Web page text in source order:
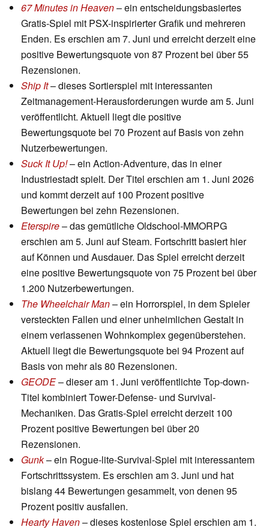
67 Minutes in Heaven– ein entscheidungsbasiertes
Gratis-Spiel mit PSX-inspirierter Grafik und mehreren
Enden. Es erschien am 7. Juni und erreicht derzeit eine
positive Bewertungsquote von 87 Prozent bei über 55
Rezensionen.
Ship It– dieses Sortierspiel mit interessanten
Zeitmanagement-Herausforderungen wurde am 5. Juni
veröffentlicht. Aktuell liegt die positive
Bewertungsquote bei 70 Prozent auf Basis von zehn
Nutzerbewertungen.
Suck It Up!– ein Action-Adventure, das in einer
Industriestadt spielt. Der Titel erschien am 1. Juni 2026
und kommt derzeit auf 100 Prozent positive
Bewertungen bei zehn Rezensionen.
Eterspire– das gemütliche Oldschool-MMORPG
erschien am 5. Juni auf Steam. Fortschritt basiert hier
auf Können und Ausdauer. Das Spiel erreicht derzeit
eine positive Bewertungsquote von 75 Prozent bei über
1.200 Nutzerbewertungen.
The Wheelchair Man– ein Horrorspiel, in dem Spieler
versteckten Fallen und einer unheimlichen Gestalt in
einem verlassenen Wohnkomplex gegenüberstehen.
Aktuell liegt die Bewertungsquote bei 94 Prozent auf
Basis von mehr als 80 Rezensionen.
GEODE– dieser am 1. Juni veröffentlichte Top-down-
Titel kombiniert Tower-Defense- und Survival-
Mechaniken. Das Gratis-Spiel erreicht derzeit 100
Prozent positive Bewertungen bei über 20
Rezensionen.
Gunk– ein Rogue-lite-Survival-Spiel mit interessantem
Fortschrittssystem. Es erschien am 3. Juni und hat
bislang 44 Bewertungen gesammelt, von denen 95
Prozent positiv ausfallen.
Hearty Haven– dieses kostenlose Spiel erschien am 1.